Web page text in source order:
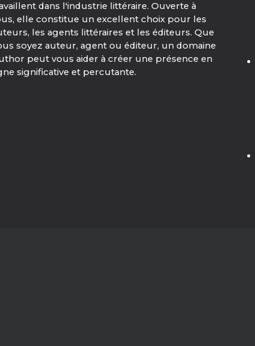
dans l'industrie littéraire. Ouverte à
elle constitue un excellent choix pour les
les agents littéraires et les éditeurs. Que
soyez auteur, agent ou éditeur, un domaine
peut vous aider à créer une présence en
significative et percutante.